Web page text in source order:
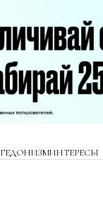
ГЕДОНИЗМИНТЕРЕСЫ